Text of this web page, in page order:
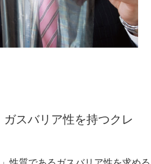
スバリア性を持つクレ